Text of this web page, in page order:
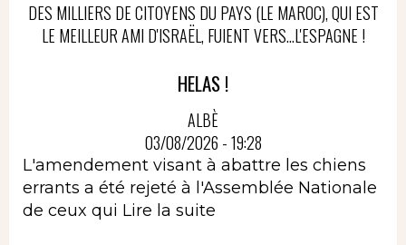
DES MILLIERS DE CITOYENS DU PAYS (LE MAROC), QUI EST
LE MEILLEUR AMI D'ISRAËL, FUIENT VERS...L'ESPAGNE !
HELAS !
ALBÈ
03/08/2026 - 19:28
L'amendement visant à abattre les chiens
errants a été rejeté à l'Assemblée Nationale
de ceux qui Lire la suite